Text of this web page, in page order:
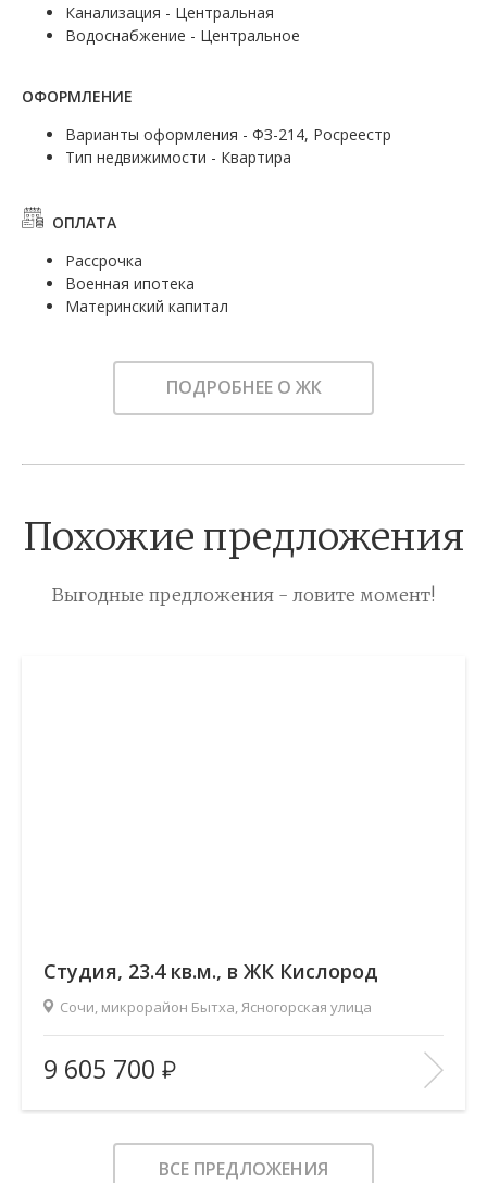
Канализация - Центральная
Водоснабжение - Центральное
ОФОРМЛЕНИЕ
Варианты оформления - ФЗ-214, Росреестр
Тип недвижимости - Квартира
ОПЛАТА
Рассрочка
Военная ипотека
Материнский капитал
ПОДРОБНЕЕ О ЖК
Похожие предложения
Выгодные предложения - ловите момент!
Cтудия, 23.4 кв.м., в ЖК Кислород
Сочи, микрорайон Бытха, Ясногорская улица
Площадь (общ/жил/кух), м2:
23.4/11.52/2.9
Количество комнат:
Студия
Этаж:
16/19
В ИЗБРАННОЕ
9 605 700
ВСЕ ПРЕДЛОЖЕНИЯ